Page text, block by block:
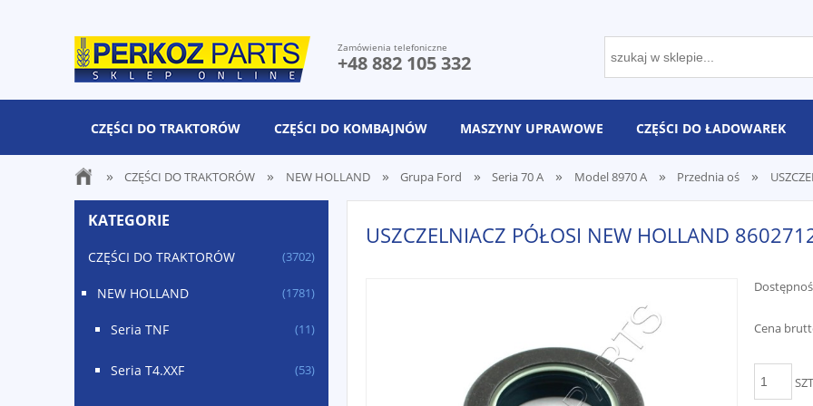
Zamówienia telefoniczne
+48 882 105 332
CZĘŚCI DO TRAKTORÓW CZĘŚCI DO KOMBAJNÓW MASZYNY UPRAWOWE CZĘŚCI DO ŁADOWAREK
» CZĘŚCI DO TRAKTORÓW » NEW HOLLAND » Grupa Ford » Seria 70 A » Model 8970 A » Przednia oś »
KATEGORIE
CZĘŚCI DO TRAKTORÓW (3702)
NEW HOLLAND (1781)
Seria TNF (11)
Seria T4.XXF (53)
USZCZELNIACZ PÓŁOSI NEW HOLLAND
Cena
SZT